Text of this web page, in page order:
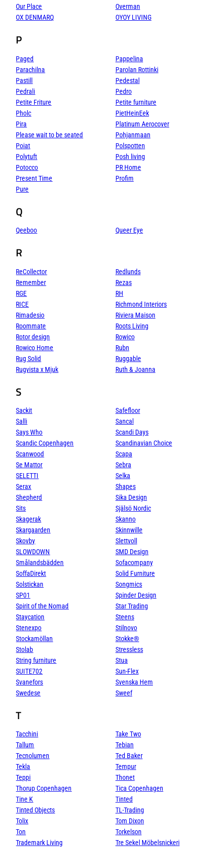
Our Place
Overman
OX DENMARQ
OYOY LIVING
P
Paged
Pappelina
Parachilna
Parolan Rottinki
Pastill
Pedestal
Pedrali
Pedro
Petite Friture
Petite furniture
Pholc
PietHeinEek
Pira
Platinum Aerocover
Please wait to be seated
Pohjanmaan
Poiat
Polspotten
Polytuft
Posh living
Potocco
PR Home
Present Time
Profim
Pure
Q
Qeeboo Queer Eye
R
ReCollector
Redlunds
Remember
Rezas
RGE
RH
RICE
Richmond Interiors
Rimadesio
Riviera Maison
Roommate
Roots Living
Rotor design
Rowico
Rowico Home
Rubn
Rug Solid
Ruggable
Rugvista x Mjuk
Ruth & Joanna
S
Sackit
Safefloor
Salli
Sancal
Says Who
Scandi Days
Scandic Copenhagen
Scandinavian Choice
Scanwood
Scapa
Se Mattor
Sebra
SELETTI
Selka
Serax
Shapes
Shepherd
Sika Design
Sits
Själsö Nordic
Skagerak
Skanno
Skargaarden
Skinnwille
Skovby
Slettvoll
SLOWDOWN
SMD Design
Smålandsbädden
Sofacompany
SoffaDirekt
Solid Furniture
Solstickan
Songmics
SP01
Spinder Design
Spirit of the Nomad
Star Trading
Staycation
Steens
Stenexpo
Stilnovo
Stockamöllan
Stokke®
Stolab
Stressless
String furniture
Stua
SUITE702
Sun-Flex
Svanefors
Svenska Hem
Swedese
Sweef
T
Tacchini
Take Two
Tallum
Tebian
Tecnolumen
Ted Baker
Tekla
Tempur
Teppi
Thonet
Thorup Copenhagen
Tica Copenhagen
Tine K
Tinted
Tinted Objects
TL-Trading
Tolix
Tom Dixon
Ton
Torkelson
Trademark Living
Tre Sekel Möbelsnickeri